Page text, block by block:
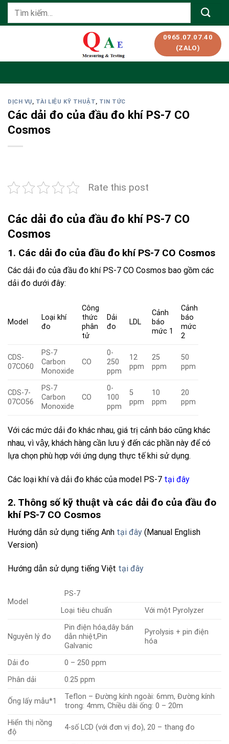
SkipTìm
0965.07.07.40
(ZALO)
DỊCH VỤ, TÀI LIỆU KỸ THUẬT, TIN TỨC
Các dải đo của đầu đo khí PS-7 CO
Cosmos
Rate this post
Các dải đo của đầu đo khí PS-7 CO
Cosmos
1. Các dải đo của đầu đo khí PS-7 CO Cosmos
Các dải đo của đầu đo khí PS-7 CO Cosmos bao gồm các
dải đo dưới đây:
Model
Loại khí
đo
Công
thức
phân
tử
Dải
đo
LDL
Cảnh
báo
mức 1
Cảnh
báo
mức
2
CDS-
07CO60
PS-7
Carbon
Monoxide
CO
0-
250
ppm
12
ppm
25
ppm
50
ppm
CDS-7-
07CO56
PS-7
Carbon
Monoxide
CO
0-
100
ppm
5
ppm
10
ppm
20
ppm
Với các mức dải đo khác nhau, giá trị cảnh báo cũng khác
nhau, vì vậy, khách hàng cần lưu ý đến các phần này để có
lựa chọn phù hợp với ứng dụng thực tế khi sử dụng.
Các loại khí và dải đo khác của model PS-7 tại đây
2. Thông số kỹ thuật và các dải đo của đầu đo
khí PS-7 CO Cosmos
Hướng dẫn sử dụng tiếng Anh tại đây (Manual English
Version)
Hướng dẫn sử dụng tiếng Việt tại đây
Model
PS-7
Loại tiêu chuẩn
Với một Pyrolyzer
Nguyên lý đo
Pin điện hóa,dây bán
dẫn nhiệt,Pin
Galvanic
Pyrolysis + pin điện
hóa
Dải đo
0 – 250 ppm
Phân dải
0.25 ppm
Ống lấy mẫu*1
Teflon – Đường kính ngoài: 6mm, Đường kính
trong: 4mm, Chiều dài ống: 0 – 20m
Hiển thị nồng
độ
4-số LCD (với đơn vị đo), 20 – thang đo